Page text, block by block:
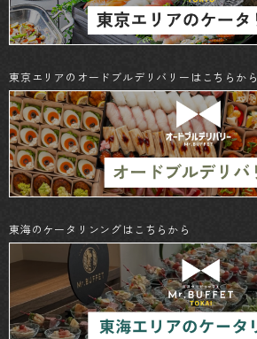
東京エリアのオードブルデリバリーはこちらから
東海のケータリンングはこちらから